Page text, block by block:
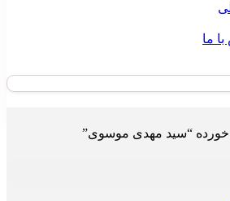
ما
“سید مهدی موسوی”